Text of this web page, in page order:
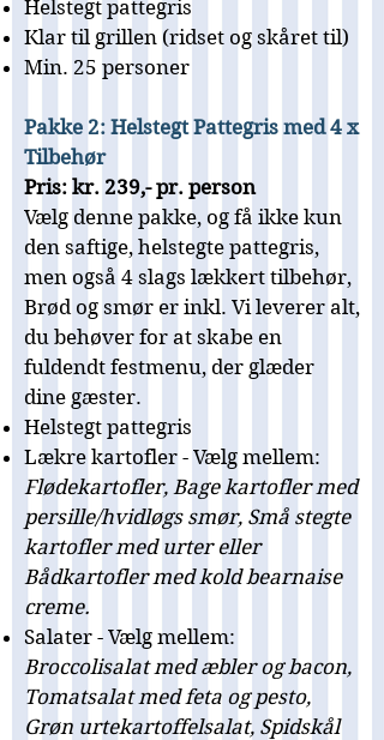
Helstegt pattegris
Klar til grillen (ridset og skåret til)
Min. 25 personer
Pakke 2: Helstegt Pattegris med 4 x
Tilbehør
Pris: kr. 239,- pr. person
Vælg denne pakke, og få ikke kun
den saftige, helstegte pattegris,
men også 4 slags lækkert tilbehør,
Brød og smør er inkl. Vi leverer alt,
du behøver for at skabe en
fuldendt festmenu, der glæder
dine gæster.
Helstegt pattegris
Lækre kartofler - Vælg mellem:
Flødekartofler, Bage kartofler med
persille/hvidløgs smør, Små stegte
kartofler med urter eller
Bådkartofler med kold bearnaise
creme.
Salater - Vælg mellem:
Broccolisalat med æbler og bacon,
Tomatsalat med feta og pesto,
Grøn urtekartoffelsalat, Spidskål